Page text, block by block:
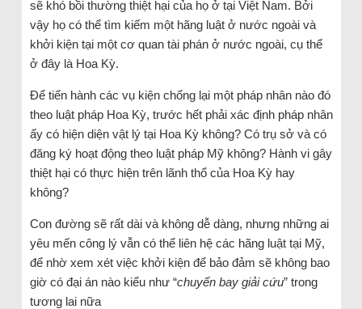
sẽ khó bồi thường thiệt hại của họ ở tại Việt Nam. Bởi
vậy họ có thể tìm kiếm một hãng luật ở nước ngoài và
khởi kiện tại một cơ quan tài phán ở nước ngoài, cụ thể
ở đây là Hoa Kỳ.
Để tiến hành các vụ kiện chống lại một pháp nhân nào đó
theo luật pháp Hoa Kỳ, trước hết phải xác định pháp nhân
ấy có hiện diện vật lý tại Hoa Kỳ không? Có trụ sở và có
đăng ký hoạt động theo luật pháp Mỹ không? Hành vi gây
thiệt hại có thực hiện trên lãnh thổ của Hoa Kỳ hay
không?
Con đường sẽ rất dài và không dễ dàng, nhưng những ai
yêu mến công lý vẫn có thể liên hệ các hãng luật tại Mỹ,
để nhờ xem xét việc khởi kiện để bảo đảm sẽ không bao
giờ có đại án nào kiểu như “chuyến bay giải cứu” trong
tương lai nữa